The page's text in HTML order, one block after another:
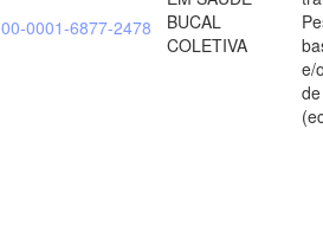
0001-6877-2478
BUCAL
COLETIVA
e/